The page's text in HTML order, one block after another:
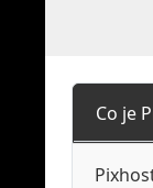
Co je